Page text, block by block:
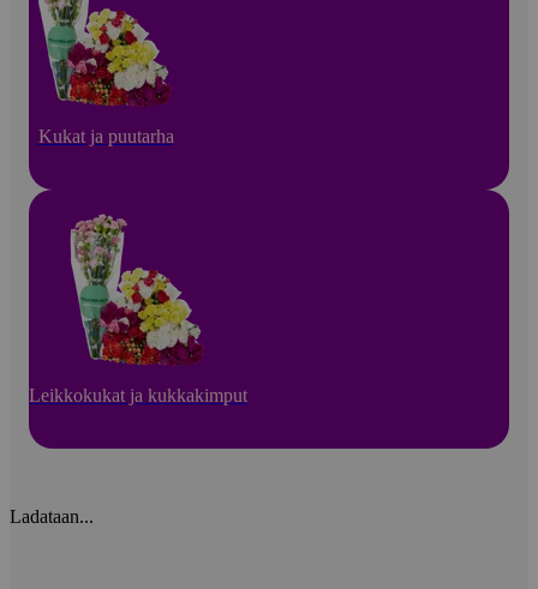
Kukat ja puutarha
Leikkokukat ja kukkakimput
Ladataan...